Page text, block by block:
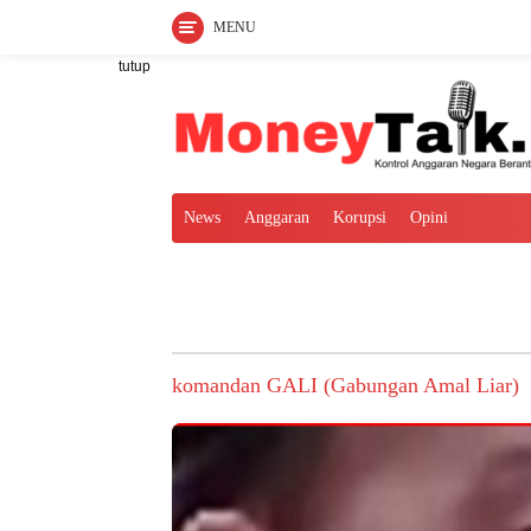
MENU
tutup
News Anggaran Korupsi Opini
komandan GALI (Gabungan Amal Liar)